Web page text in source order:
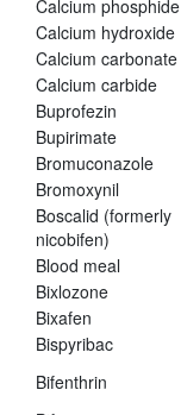
Calcium phosphide
Calcium hydroxide
Calcium carbonate
Calcium carbide
Buprofezin
Bupirimate
Bromuconazole
Bromoxynil
Boscalid (formerly
nicobifen)
Blood meal
Bixlozone
Bixafen
Bispyribac
Bifenthrin